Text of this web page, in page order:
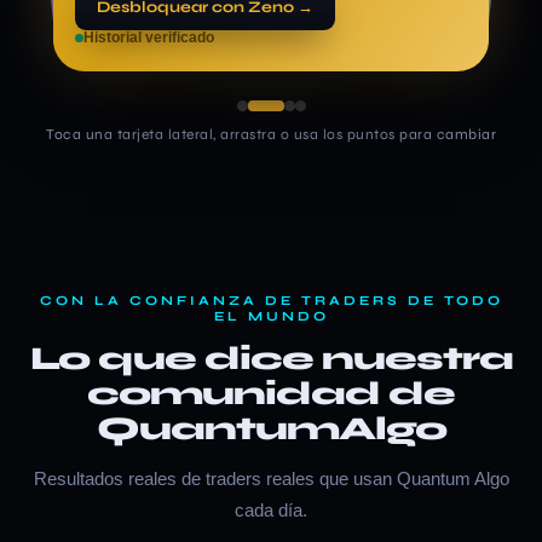
Historial verificado
Desbloquear con Zeno →
Historial verificado
Historial verificado
Toca una tarjeta lateral, arrastra o usa los puntos para cambiar
CON LA CONFIANZA DE TRADERS DE TODO
EL MUNDO
Lo que dice nuestra
comunidad de
QuantumAlgo
Resultados reales de traders reales que usan Quantum Algo
cada día.